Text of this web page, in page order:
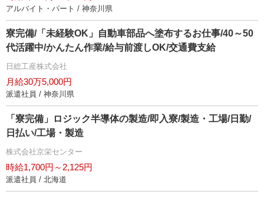
アルバイト・パート / 神奈川県
寮完備/「未経験OK」自動車部品へ塗布するお仕事/40～50
代活躍中/かんたん作業/給与前渡しOK/交通費支給
日総工産株式会社
月給30万5,000円
派遣社員 / 神奈川県
「寮完備」ロジック半導体の製造/即入寮/製造・工場/日勤/
日払い/工場・製造
株式会社京栄センター
時給1,700円～2,125円
派遣社員 / 北海道